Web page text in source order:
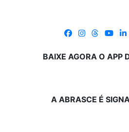
BAIXE AGORA O APP
A ABRASCE É